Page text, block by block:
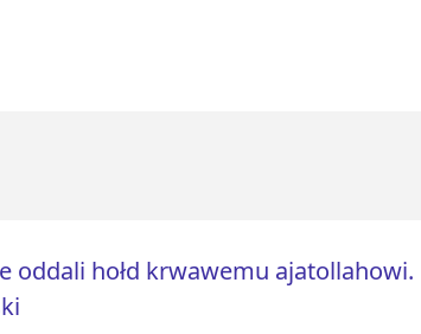
oddali hołd krwawemu ajatollahowi.